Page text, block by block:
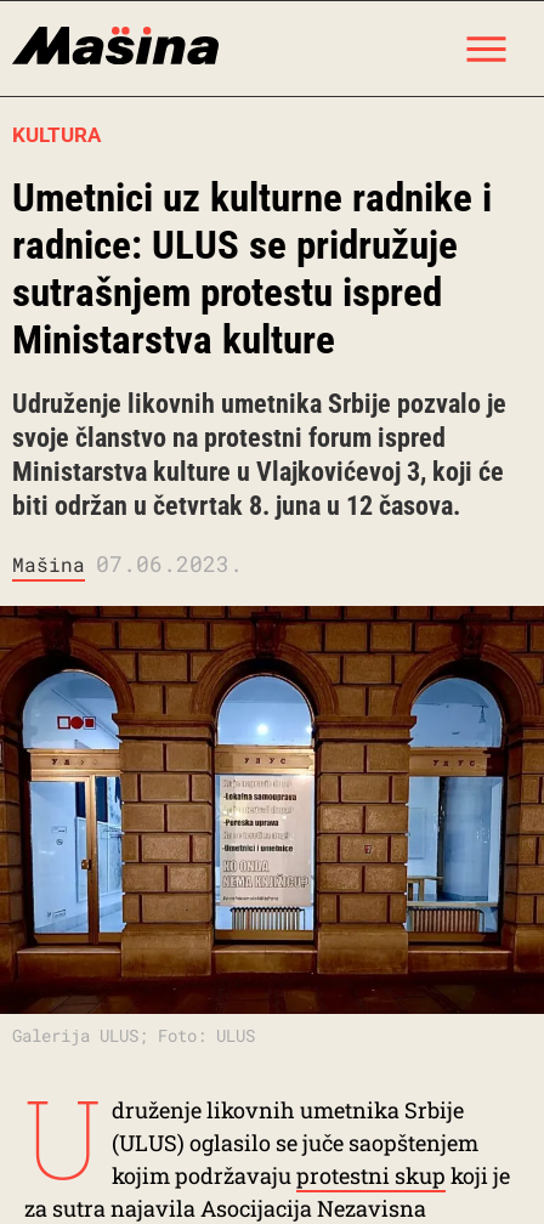
KULTURA
Umetnici uz kulturne radnike i
radnice: ULUS se pridružuje
sutrašnjem protestu ispred
Ministarstva kulture
Udruženje likovnih umetnika Srbije pozvalo je
svoje članstvo na protestni forum ispred
Ministarstva kulture u Vlajkovićevoj 3, koji će
biti održan u četvrtak 8. juna u 12 časova.
Mašina 07.06.2023.
Galerija ULUS; Foto: ULUS
U druženje likovnih umetnika Srbije
(ULUS) oglasilo se juče saopštenjem
kojim podržavajuprotestni skup koji je
za sutra najavila Asocijacija Nezavisna